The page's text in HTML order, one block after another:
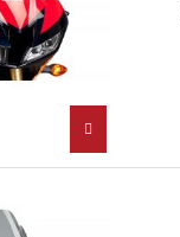
(W) (H)
przyciemniany (F)
(N)